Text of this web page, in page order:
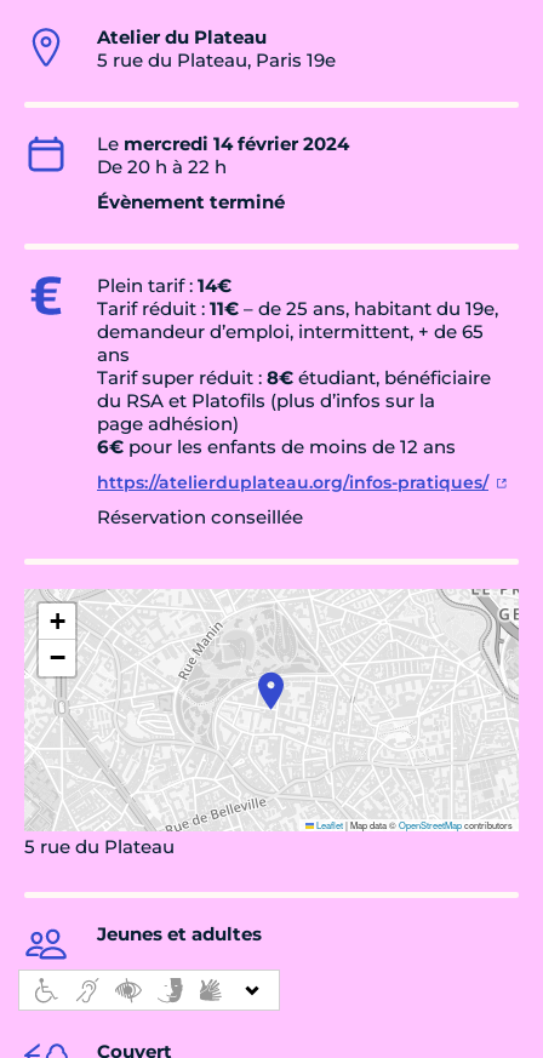
Atelier du Plateau
5 rue du Plateau, Paris 19e
Le mercredi 14 février 2024
De 20 h à 22 h
Évènement terminé
Plein tarif : 14€
Tarif réduit : 11€ – de 25 ans, habitant du 19e,
demandeur d’emploi, intermittent, + de 65
ans
Tarif super réduit : 8€ étudiant, bénéficiaire
du RSA et Platofils (plus d’infos sur la
page adhésion)
6€ pour les enfants de moins de 12 ans
https://atelierduplateau.org/infos-pratiques/
Réservation conseillée
+
−
Leaflet|Map data ©OpenStreetMapcontributors
5 rue du Plateau
Jeunes et adultes
Couvert